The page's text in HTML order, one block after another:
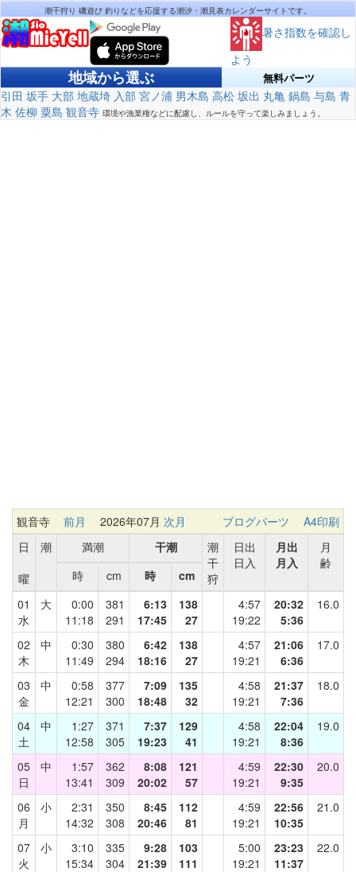
潮干狩り 磯遊び 釣りなどを応援する潮汐・潮見表カレンダーサイトです。
暑さ指数を確認し
よう
地域から選ぶ 無料パーツ
引田 坂手 大部 地蔵埼 入部 宮ノ浦 男木島 高松 坂出 丸亀 鍋島 与島 青
木 佐柳 粟島 観音寺 環境や漁業権などに配慮し、ルールを守って楽しみましょう。
観音寺 前月 2026年07月 次月 ブログパーツ
A4印刷
日
曜
潮 満潮 干潮
潮
干
狩
日出
日入
月出
月入
月
齢
時
cm 時
cm
01
水
大
0:00
11:18
381
291
6:13
17:45
138
27
4:57
19:22
20:32
5:36
16.0
02
木
中
0:30
11:49
380
294
6:42
18:16
138
27
4:57
19:21
21:06
6:36
17.0
03
金
中
0:58
12:21
377
300
7:09
18:48
135
32
4:58
19:21
21:37
7:36
18.0
04
土
中
1:27
12:58
371
305
7:37
19:23
129
41
4:58
19:21
22:04
8:36
19.0
05
日
中
1:57
13:41
362
309
8:08
20:02
121
57
4:59
19:21
22:30
9:35
20.0
06
月
小
2:31
14:32
350
308
8:45
20:46
112
81
4:59
19:21
22:56
10:35
21.0
07
火
小
3:10
15:34
335
304
9:28
21:39
103
111
5:00
19:21
23:23
11:37
22.0